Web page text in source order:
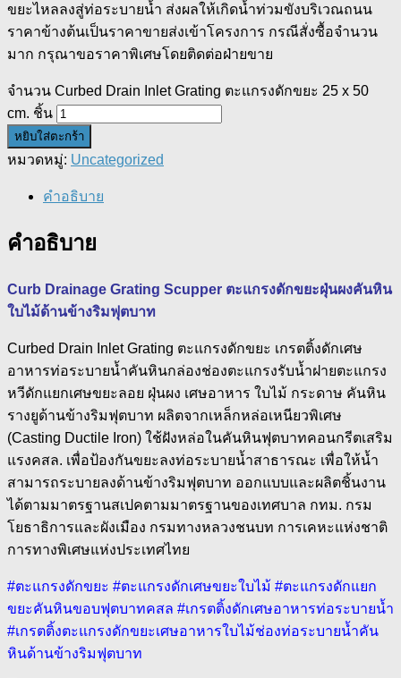
ขยะไหลลงสู่ท่อระบายน้ำ ส่งผลให้เกิดน้ำท่วมขังบริเวณถนน
ราคาข้างต้นเป็นราคาขายส่งเข้าโครงการ กรณีสั่งซื้อจำนวน
มาก กรุณาขอราคาพิเศษโดยติดต่อฝ่ายขาย
จำนวน Curbed Drain Inlet Grating ตะแกรงดักขยะ 25 x 50
cm. ชิ้น
หยิบใส่ตะกร้า
หมวดหมู่: Uncategorized
คำอธิบาย
คำอธิบาย
Curb Drainage Grating Scupper ตะแกรงดักขยะฝุ่นผงคันหิน
ใบไม้ด้านข้างริมฟุตบาท
Curbed Drain Inlet Grating ตะแกรงดักขยะ เกรตติ้งดักเศษ
อาหารท่อระบายน้ำคันหินกล่องช่องตะแกรงรับน้ำฝายตะแกรง
หวีดักแยกเศษขยะลอย ฝุ่นผง เศษอาหาร ใบไม้ กระดาษ คันหิน
รางยูด้านข้างริมฟุตบาท ผลิตจากเหล็กหล่อเหนียวพิเศษ
(Casting Ductile Iron) ใช้ฝังหล่อในคันหินฟุตบาทคอนกรีตเสริม
แรงคสล. เพื่อป้องกันขยะลงท่อระบายน้ำสาธารณะ เพื่อให้น้ำ
สามารถระบายลงด้านข้างริมฟุตบาท ออกแบบและผลิตชิ้นงาน
ได้ตามมาตรฐานสเปคตามมาตรฐานของเทศบาล กทม. กรม
โยธาธิการและผังเมือง กรมทางหลวงชนบท การเคหะแห่งชาติ
การทางพิเศษแห่งประเทศไทย
#ตะแกรงดักขยะ #ตะแกรงดักเศษขยะใบไม้ #ตะแกรงดักแยก
ขยะคันหินขอบฟุตบาทคสล #เกรตติ้งดักเศษอาหารท่อระบายน้ำ
#เกรตติ้งตะแกรงดักขยะเศษอาหารใบไม้ช่องท่อระบายน้ำคัน
หินด้านข้างริมฟุตบาท